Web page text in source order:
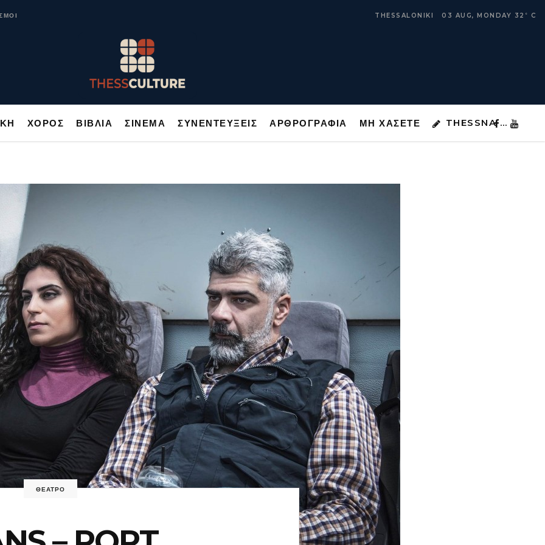
THESSALONIKI 03 AUG, MONDAY 32 ° C
ΧΟΡΟΣ ΒΙΒΛΙΑ ΣΙΝΕΜΑ ΣΥΝΕΝΤΕΥΞΕΙΣ ΑΡΘΡΟΓΡΑΦΙΑ ΜΗ ΧΑΣΕΤΕ THESSNA …
ΜΗ ΧΑΣΕΤΕ THESSNA …
ΘΕΑΤΡΟ